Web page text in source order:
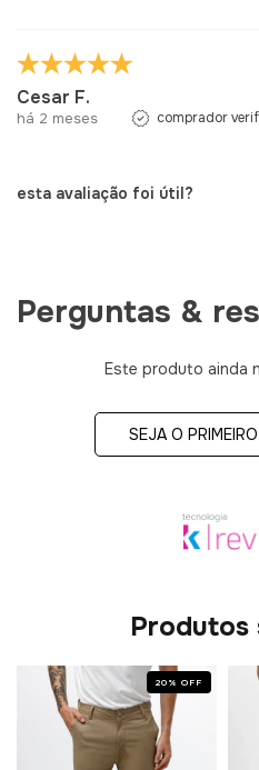
Cesar F.
há 2 meses comprador
esta avaliação foi útil?
Perguntas &
Este produto ainda
SEJA O
Produtos
20 %OFF